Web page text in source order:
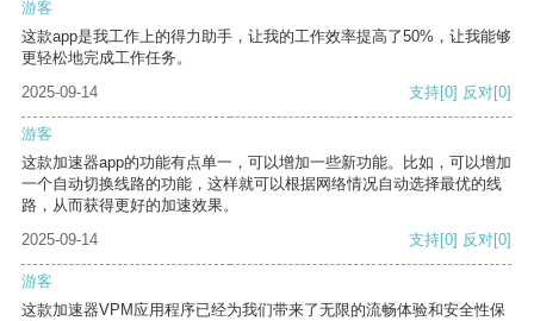
游客
这款app是我工作上的得力助手，让我的工作效率提高了50%，让我能够
更轻松地完成工作任务。
2025-09-14
支持[0] 反对[0]
游客
这款加速器app的功能有点单一，可以增加一些新功能。比如，可以增加
一个自动切换线路的功能，这样就可以根据网络情况自动选择最优的线
路，从而获得更好的加速效果。
2025-09-14
支持[0] 反对[0]
游客
这款加速器VPM应用程序已经为我们带来了无限的流畅体验和安全性保